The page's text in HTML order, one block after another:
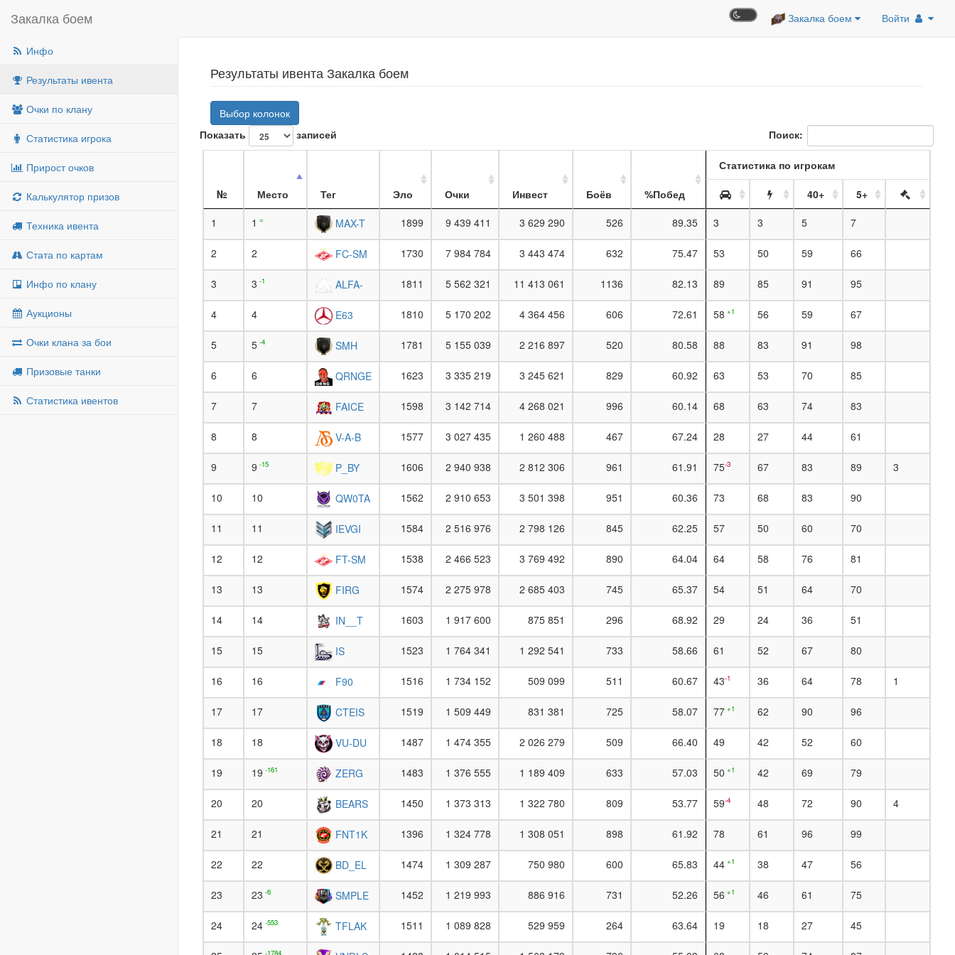
Закалка боем Закалка боем Войти
Инфо
Результаты ивента
Очки по клану
Статистика игрока
Прирост очков
Калькулятор призов
Техника ивента
Стата по картам
Инфо по клану
Аукционы
Очки клана за бои
Призовые танки
Статистика ивентов
Результаты ивента Закалка боем
Выбор колонок
Показать
записей Поиск:
№ Место Тег Эло Очки Инвест Боёв %Побед
Статистика по игрокам
40+
5+
1
1 = MAX-T 1899 9 439 411 3 629 290 526 89.35 3 3 5 7
2 2 FC-SM 1730 7 984 784 3 443 474 632 75.47 53 50 59 66
3 3 -1 ALFA- 1811 5 562 321 11 413 061 1136 82.13 89 85 91 95
4 4 E63 1810 5 170 202 4 364 456 606 72.61 58 +1 56 59 67
5 5 -4 SMH 1781 5 155 039 2 216 897 520 80.58 88 83 91 98
6 6 QRNGE 1623 3 335 219 3 245 621 829 60.92 63 53 70 85
7 7 FAICE 1598 3 142 714 4 268 021 996 60.14 68 63 74 83
8 8 V-A-B 1577 3 027 435 1 260 488 467 67.24 28 27 44 61
9 9 -15 P_BY 1606 2 940 938 2 812 306 961 61.91 75-3 67 83 89 3
10 10 QW0TA 1562 2 910 653 3 501 398 951 60.36 73 68 83 90
11 11 IEVGI 1584 2 516 976 2 798 126 845 62.25 57 50 60 70
12 12 FT-SM 1538 2 466 523 3 769 492 890 64.04 64 58 76 81
13 13 FIRG 1574 2 275 978 2 685 403 745 65.37 54 51 64 70
14 14 IN__T 1603 1 917 600 875 851 296 68.92 29 24 36 51
15 15 IS 1523 1 764 341 1 292 541 733 58.66 61 52 67 80
16 16 F90 1516 1 734 152 509 099 511 60.67 43-1 36 64 78 1
17 17 CTEIS 1519 1 509 449 831 381 725 58.07 77 +1 62 90 96
18 18 VU-DU 1487 1 474 355 2 026 279 509 66.40 49 42 52 60
19 19 -161 ZERG 1483 1 376 555 1 189 409 633 57.03 50 +1 42 69 79
20 20 BEARS 1450 1 373 313 1 322 780 809 53.77 59-4 48 72 90 4
21 21 FNT1K 1396 1 324 778 1 308 051 898 61.92 78 61 96 99
22 22 BD_EL 1474 1 309 287 750 980 600 65.83 44 +1 38 47 56
23 23 -6 SMPLE 1452 1 219 993 886 916 731 52.26 56 +1 46 61 75
24 24 -553 TFLAK 1511 1 089 828 529 959 264 63.64 19 18 27 45